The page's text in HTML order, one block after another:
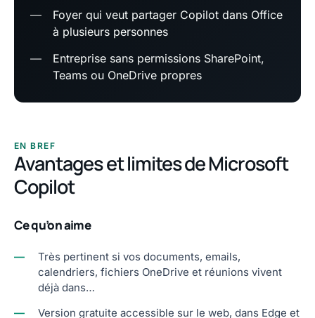
—
Foyer qui veut partager Copilot dans Office
à plusieurs personnes
—
Entreprise sans permissions SharePoint,
Teams ou OneDrive propres
EN BREF
Avantages et limites de Microsoft
Copilot
Ce qu’on aime
—
Très pertinent si vos documents, emails,
calendriers, fichiers OneDrive et réunions vivent
déjà dans…
—
Version gratuite accessible sur le web, dans Edge et